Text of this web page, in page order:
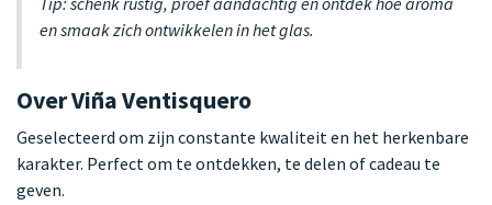
en smaak zich ontwikkelen in het glas.
Over Viña Ventisquero
Geselecteerd om zijn constante kwaliteit en het herkenbare
karakter. Perfect om te ontdekken, te delen of cadeau te
geven.